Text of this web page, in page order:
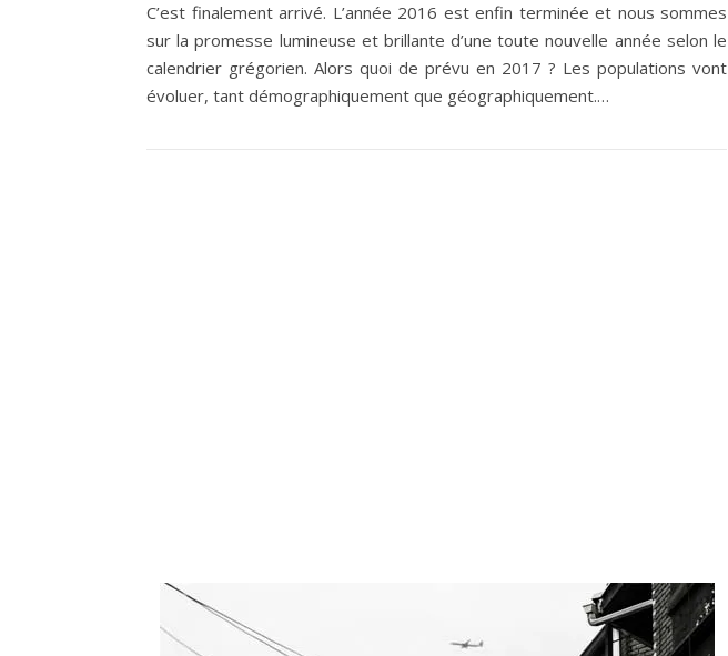
C’est finalement arrivé. L’année 2016 est enfin terminée et nous sommes
sur la promesse lumineuse et brillante d’une toute nouvelle année selon le
calendrier grégorien. Alors quoi de prévu en 2017 ? Les populations vont
évoluer, tant démographiquement que géographiquement.…